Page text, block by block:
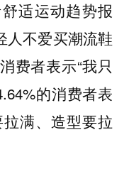
适运动趋势报
人不爱买潮流鞋
费者表示“我只
的消费者表
满、造型要拉